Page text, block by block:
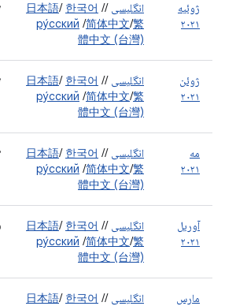
ژوئیه
۲۰۲۱
انگلیسی /
日本語/ 한국어 /
ру́сский /简体中文/繁
體中文 (台灣)
ژوئن
۲۰۲۱
انگلیسی /
日本語/ 한국어 /
ру́сский /简体中文/繁
體中文 (台灣)
مه
۲۰۲۱
انگلیسی /
日本語/ 한국어 /
ру́сский /简体中文/繁
體中文 (台灣)
آوریل
۲۰۲۱
انگلیسی /
日本語/ 한국어 /
ру́сский /简体中文/繁
體中文 (台灣)
مارس
انگلیسی /
日本語/ 한국어 /